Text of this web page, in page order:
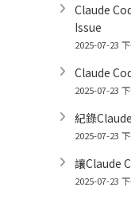
Claude
Issue
2025-07-23
Claude
2025-07-23
紀錄
2025-07-23
讓Claude
2025-07-23